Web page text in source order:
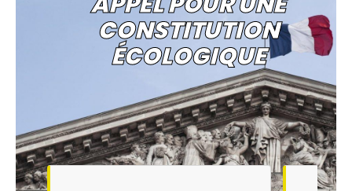
CONSTITUTION
ÉCOLOGIQUE